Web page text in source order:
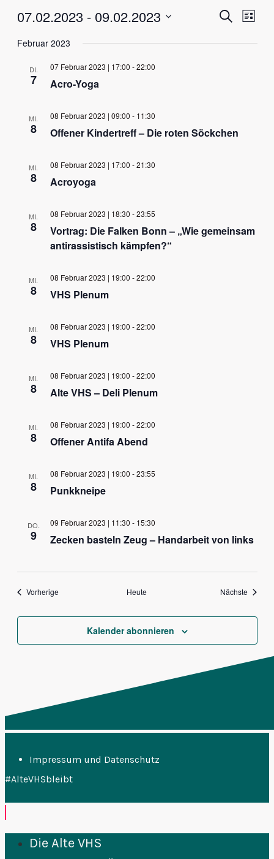
und
Suche
Liste
07.02.2023 - 09.02.2023
Februar 2023
DI.
7
07 Februar 2023 | 17:00 -22:00
Acro-Yoga
MI.
8
08 Februar 2023 | 09:00 - 11:30
Offener Kindertreff – Die roten Söckchen
MI.
8
08 Februar 2023 | 17:00 -21:30
Acroyoga
MI.
8
08 Februar 2023 | 18:30 -23:55
Vortrag: Die Falken Bonn – „Wie gemeinsam
antirassistisch kämpfen?“
MI.
8
08 Februar 2023 | 19:00 -22:00
VHS Plenum
MI.
8
08 Februar 2023 | 19:00 -22:00
VHS Plenum
MI.
8
08 Februar 2023 | 19:00 -22:00
Alte VHS – Deli Plenum
MI.
8
08 Februar 2023 | 19:00 -22:00
Offener Antifa Abend
MI.
8
08 Februar 2023 | 19:00 -23:55
Punkkneipe
DO.
9
09 Februar 2023 | 11:30 - 15:30
Zecken basteln Zeug – Handarbeit von links
VorherigeVeranstaltungen Heute Nächste
Kalender abonnieren
Impressum und Datenschutz
#AlteVHSbleibt
Die Alte VHS